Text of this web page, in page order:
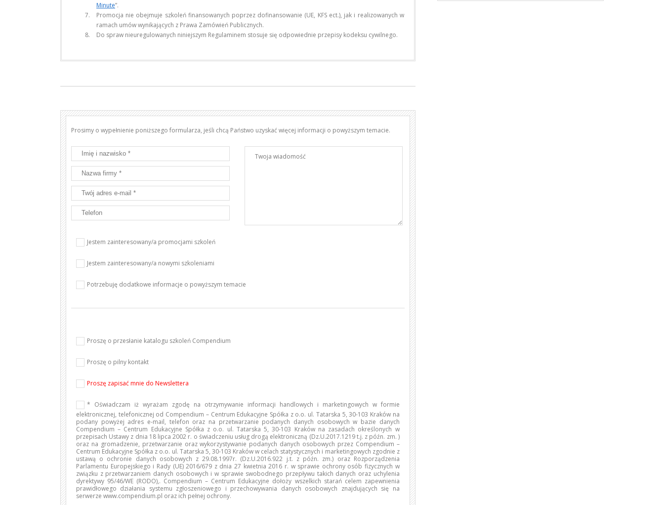
Minute”.
Promocja nie obejmuje szkoleń finansowanych poprzez dofinansowanie (UE, KFS ect.), jak i realizowanych w
ramach umów wynikających z Prawa Zamówień Publicznych.
Do spraw nieuregulowanych niniejszym Regulaminem stosuje się odpowiednie przepisy kodeksu cywilnego.
Prosimy o wypełnienie poniższego formularza, jeśli chcą Państwo uzyskać więcej informacji o powyższym temacie.
Jestem zainteresowany/a promocjami szkoleń
Jestem zainteresowany/a nowymi szkoleniami
Potrzebuję dodatkowe informacje o powyższym temacie
Proszę o przesłanie katalogu szkoleń Compendium
Proszę o pilny kontakt
Proszę zapisać mnie do Newslettera
* Oświadczam iż wyrażam zgodę na otrzymywanie informacji handlowych i marketingowych w formie
elektronicznej, telefonicznej od Compendium – Centrum Edukacyjne Spółka z o.o. ul. Tatarska 5, 30-103 Kraków na
podany powyżej adres e-mail, telefon oraz na przetwarzanie podanych danych osobowych w bazie danych
Compendium – Centrum Edukacyjne Spółka z o.o. ul. Tatarska 5, 30-103 Kraków na zasadach określonych w
przepisach Ustawy z dnia 18 lipca 2002 r. o świadczeniu usług drogą elektroniczną (Dz.U.2017.1219 t.j. z późn. zm. )
oraz na gromadzenie, przetwarzanie oraz wykorzystywanie podanych danych osobowych przez Compendium –
Centrum Edukacyjne Spółka z o.o. ul. Tatarska 5, 30-103 Kraków w celach statystycznych i marketingowych zgodnie z
ustawą o ochronie danych osobowych z 29.08.1997r. (Dz.U.2016.922 j.t. z późn. zm.) oraz Rozporządzenia
Parlamentu Europejskiego i Rady (UE) 2016/679 z dnia 27 kwietnia 2016 r. w sprawie ochrony osób fizycznych w
związku z przetwarzaniem danych osobowych i w sprawie swobodnego przepływu takich danych oraz uchylenia
dyrektywy 95/46/WE (RODO),. Compendium – Centrum Edukacyjne dołoży wszelkich starań celem zapewnienia
prawidłowego działania systemu zgłoszeniowego i przechowywania danych osobowych znajdujących się na
serwerze www.compendium.pl oraz ich pełnej ochrony.